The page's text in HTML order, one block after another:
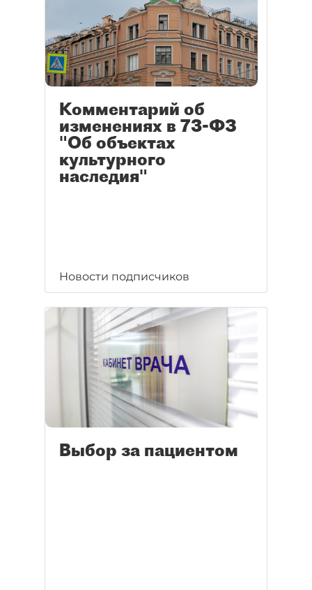
Комментарий об
изменениях в 73-ФЗ
"Об объектах
культурного
наследия"
Новости подписчиков
Выбор за пациентом